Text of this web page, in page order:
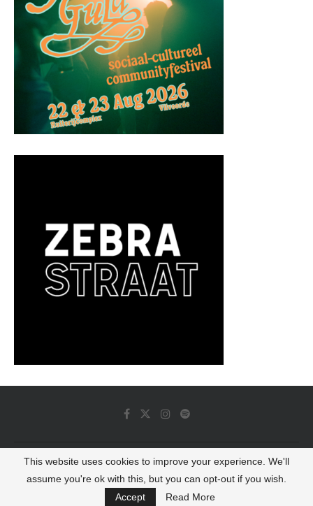
© 2022 - Luminous Dash All Rights Reserved
BACK TO TOP
This website uses cookies to improve your experience. We'll
assume you're ok with this, but you can opt-out if you wish.
Accept
Read More